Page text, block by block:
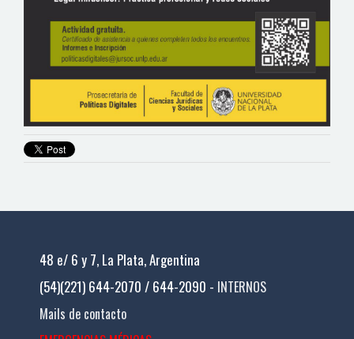
48 e/ 6 y 7, La Plata, Argentina
(54)(221) 644-2070 / 644-2090 - INTERNOS
Mails de contacto